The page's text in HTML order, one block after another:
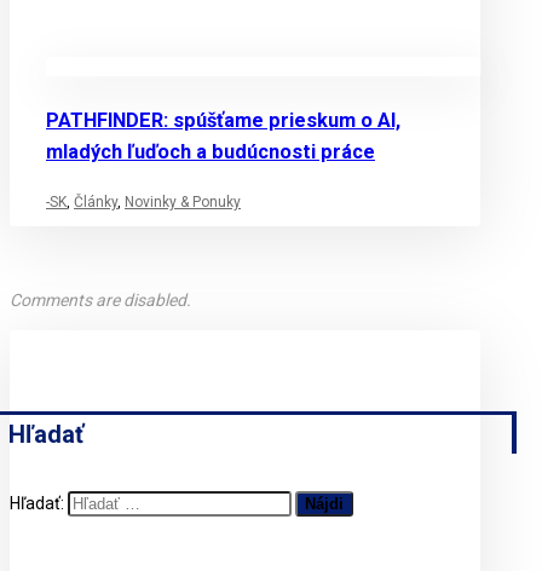
PATHFINDER: spúšťame prieskum o AI,
mladých ľuďoch a budúcnosti práce
-SK, Články, Novinky & Ponuky
Comments are disabled.
Hľadať
Hľadať: